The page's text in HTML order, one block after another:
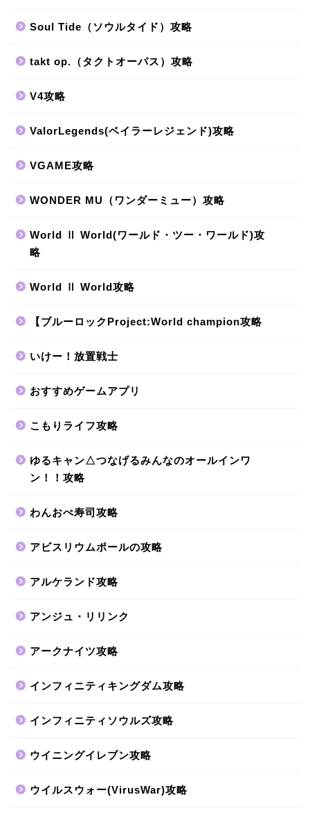
Soul Tide（ソウルタイド）攻略
takt op.（タクトオーパス）攻略
V4攻略
ValorLegends(ベイラーレジェンド)攻略
VGAME攻略
WONDER MU（ワンダーミュー）攻略
World Ⅱ World(ワールド・ツー・ワールド)攻
略
World Ⅱ World攻略
【ブルーロックProject:World champion攻略
いけー！放置戦士
おすすめゲームアプリ
こもりライフ攻略
ゆるキャン△つなげるみんなのオールインワ
ン！！攻略
わんおぺ寿司攻略
アビスリウムポールの攻略
アルケランド攻略
アンジュ・リリンク
アークナイツ攻略
インフィニティキングダム攻略
インフィニティソウルズ攻略
ウイニングイレブン攻略
ウイルスウォー(VirusWar)攻略